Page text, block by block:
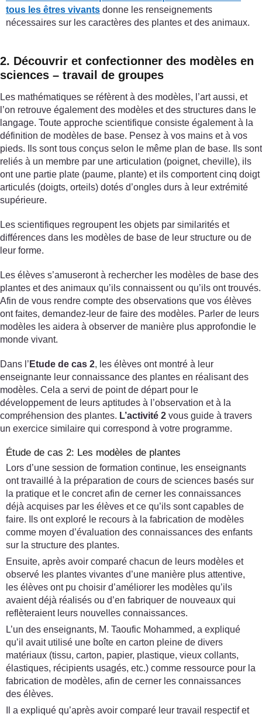
tous les êtres vivants donne les renseignements
nécessaires sur les caractères des plantes et des animaux.
2. Découvrir et confectionner des modèles en
sciences – travail de groupes
Les mathématiques se réfèrent à des modèles, l’art aussi, et
l’on retrouve également des modèles et des structures dans le
langage. Toute approche scientifique consiste également à la
définition de modèles de base. Pensez à vos mains et à vos
pieds. Ils sont tous conçus selon le même plan de base. Ils sont
reliés à un membre par une articulation (poignet, cheville), ils
ont une partie plate (paume, plante) et ils comportent cinq doigt
articulés (doigts, orteils) dotés d’ongles durs à leur extrémité
supérieure.
Les scientifiques regroupent les objets par similarités et
différences dans les modèles de base de leur structure ou de
leur forme.
Les élèves s’amuseront à rechercher les modèles de base des
plantes et des animaux qu’ils connaissent ou qu’ils ont trouvés.
Afin de vous rendre compte des observations que vos élèves
ont faites, demandez-leur de faire des modèles. Parler de leurs
modèles les aidera à observer de manière plus approfondie le
monde vivant.
Dans l’ Etude de cas 2, les élèves ont montré à leur
enseignante leur connaissance des plantes en réalisant des
modèles. Cela a servi de point de départ pour le
développement de leurs aptitudes à l’observation et à la
compréhension des plantes. L’activité 2 vous guide à travers
un exercice similaire qui correspond à votre programme.
Étude de cas 2: Les modèles de plantes
Lors d’une session de formation continue, les enseignants
ont travaillé à la préparation de cours de sciences basés sur
la pratique et le concret afin de cerner les connaissances
déjà acquises par les élèves et ce qu’ils sont capables de
faire. Ils ont exploré le recours à la fabrication de modèles
comme moyen d’évaluation des connaissances des enfants
sur la structure des plantes.
Ensuite, après avoir comparé chacun de leurs modèles et
observé les plantes vivantes d’une manière plus attentive,
les élèves ont pu choisir d’améliorer les modèles qu’ils
avaient déjà réalisés ou d’en fabriquer de nouveaux qui
reflèteraient leurs nouvelles connaissances.
L’un des enseignants, M. Taoufic Mohammed, a expliqué
qu’il avait utilisé une boîte en carton pleine de divers
matériaux (tissu, carton, papier, plastique, vieux collants,
élastiques, récipients usagés, etc.) comme ressource pour la
fabrication de modèles, afin de cerner les connaissances
des élèves.
Il a expliqué qu’après avoir comparé leur travail respectif et